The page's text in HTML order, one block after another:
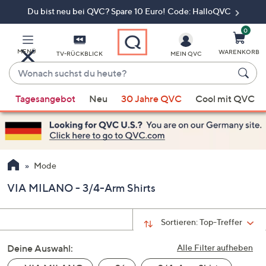
Du bist neu bei QVC? Spare 10 Euro! Code: HalloQVC
MENÜ TV-RÜCKBLICK
Wonach
suchst
du
heute?
Vorschläge
verfügbar
sind,
verwenden
Sie
Pfeiltasten
nach
und
nach
unten
MEIN QVC
0
WARENKORB
Tagesangebot Neu 30 Jahre QVC Cool mit QVC
Mode
VIA MILANO - 3/4-Arm Shirts
Sortieren:Top-Treffer
Alle Filter aufheben
Deine Auswahl: